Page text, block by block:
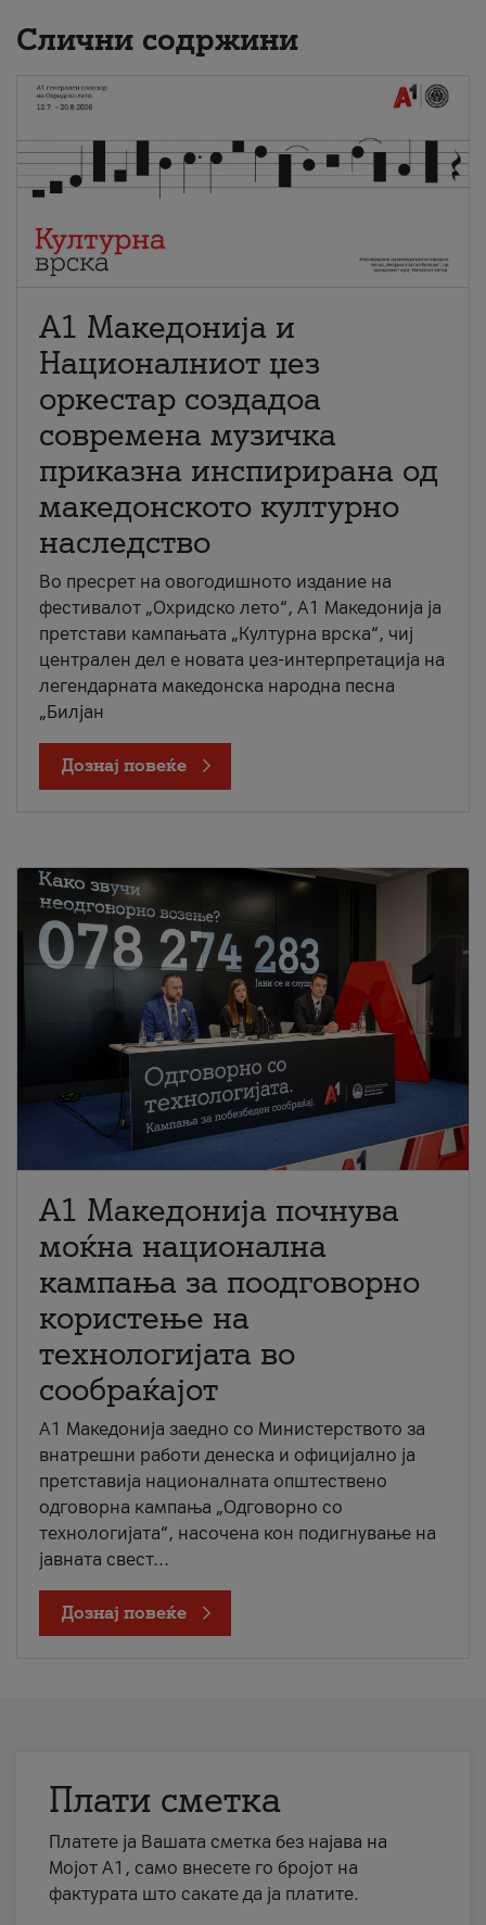
Слични содржини
А1 Македонија и
Националниот џез
оркестар создадоа
современа музичка
приказна инспирирана од
македонското културно
наследство
Во пресрет на овогодишното издание на
фестивалот „Охридско лето“, А1 Македонија ја
претстави кампањата „Културна врска“, чиј
централен дел е новата џез-интерпретација на
легендарната македонска народна песна
„Билјан
Дознај повеќе
A1 Македонија почнува
моќна национална
кампања за поодговорно
користење на
технологијата во
сообраќајот
A1 Македонија заедно со Министерството за
внатрешни работи денеска и официјално ја
претставија националната општествено
одговорна кампања „Одговорно со
технологијата“, насочена кон подигнување на
јавната свест...
Дознај повеќе
Плати сметка
Платете ја Вашата сметка без најава на
Мојот А1, само внесете го бројот на
фактурата што сакате да ја платите.